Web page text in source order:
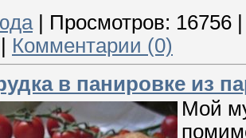
| Просмотров: 16756
Комментарии (0)
в панировке из
Мой